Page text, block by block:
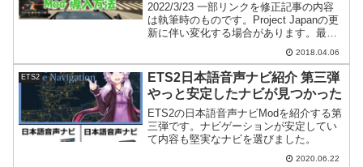
2022/3/23 一部リンクを修正記事の内容
は執筆時のものです。Project Japanの更
新に伴い変化する場合があります。最新
の内容に従ってください。久々のETS2の
記事です。今回のお題は、ついにModが
公開された待望の日本マップPr...
2018.04.06
ETS2
ETS2日本語音声ナビ紹介 第三弾
やっと安定したナビが見つかった
ETS2の日本語音声ナビModを紹介する第
三弾です。ナビゲーションが安定してい
て内容も堅実なナビを選びました。
2020.06.22